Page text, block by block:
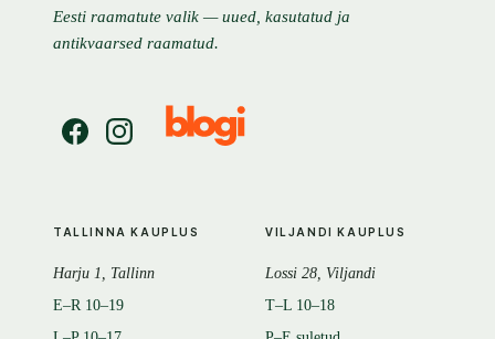
Eesti raamatute valik — uued, kasutatud ja
antikvaarsed raamatud.
TALLINNA KAUPLUS
Harju 1, Tallinn
E–R 10–19
VILJANDI KAUPLUS
Lossi 28, Viljandi
T–L 10–18